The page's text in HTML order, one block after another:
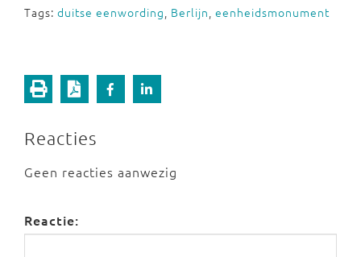
Tags: duitse eenwording, Berlijn, eenheidsmonument
Reacties
Geen reacties aanwezig
Reactie: